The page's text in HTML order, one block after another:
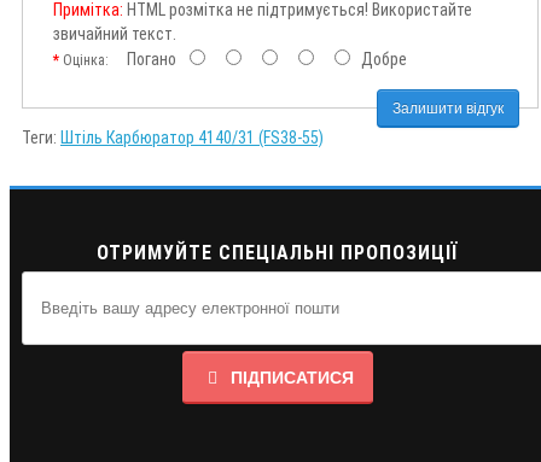
Примітка: HTML розмітка не підтримується! Використайте
звичайний текст.
Оцінка: Погано Добре
Залишити відгук
Теги: Штіль Карбюратор 4140/31 (FS38-55)
ОТРИМУЙТЕ СПЕЦІАЛЬНІ ПРОПОЗИЦІЇ
ПІДПИСАТИСЯ